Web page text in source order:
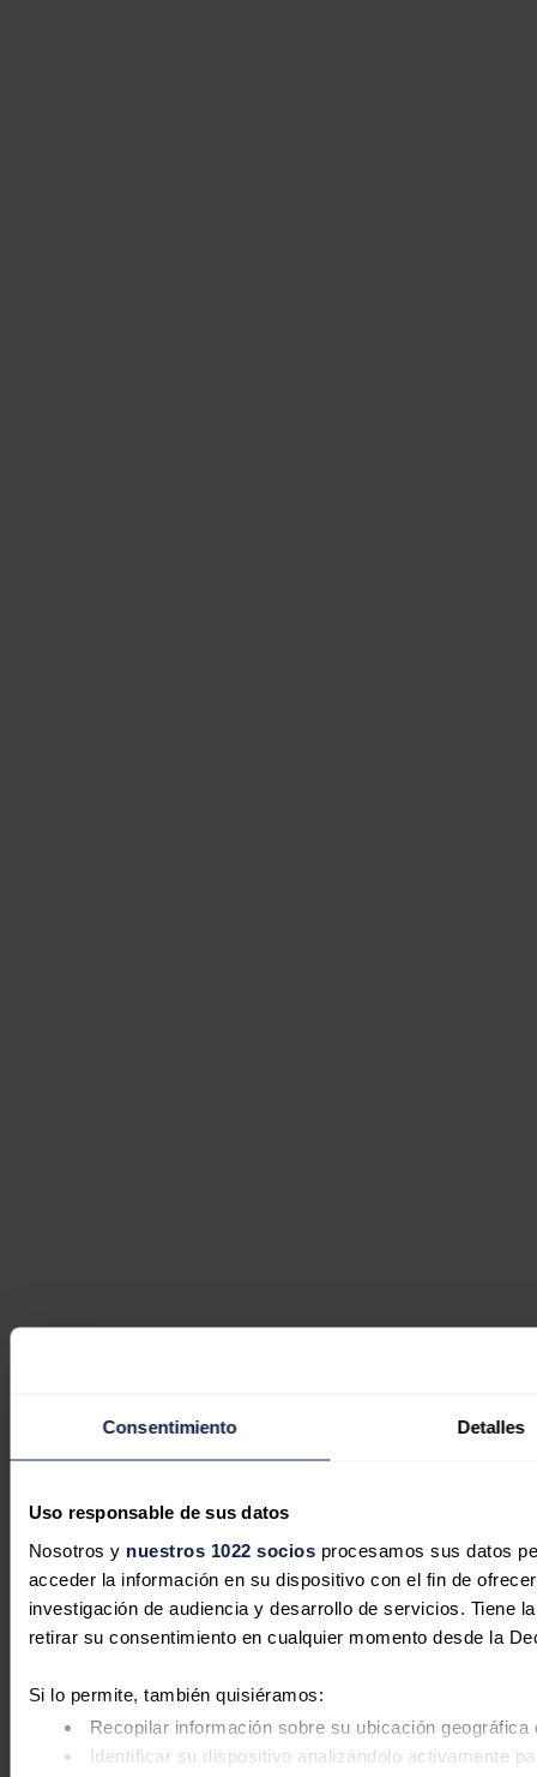
Consentimiento Detalles
Uso responsable de sus datos
Nosotros y nuestros 1022 sociosprocesamos sus datos
acceder la información en su dispositivo con el fin de
investigación de audiencia y desarrollo de servicios. Tiene
retirar su consentimiento en cualquier momento desde la
Si lo permite, también quisiéramos:
Recopilar información sobre su ubicación
Identificar su dispositivo analizándolo activamente